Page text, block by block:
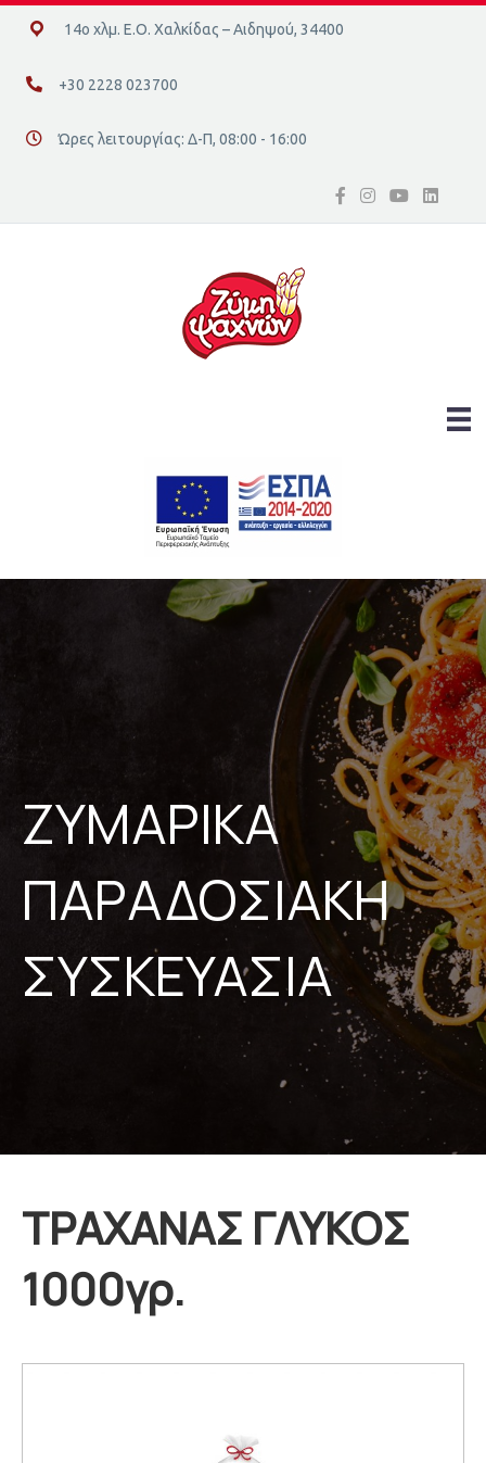
14ο χλμ. Ε.Ο. Χαλκίδας – Αιδηψού, 34400
14ο χλμ. Ε.Ο. Χαλκίδας – Αιδηψού, 34400
+30 2228 023700
+30 2228 023700
Διεύθυνση οδός 16, Ελλάδα
Ώρες λειτουργίας: Δ-Π, 08:00 - 16:00
ΖΥΜΑΡΙΚΑ
ΠΑΡΑΔΟΣΙΑΚΗ
ΣΥΣΚΕΥΑΣΙΑ
ΤΡΑΧΑΝΑΣ ΓΛΥΚΟΣ
1000γρ.